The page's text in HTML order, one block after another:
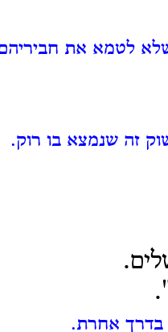
לטמא את
זה שנמצא בו רוק.
בדרך אחרת.